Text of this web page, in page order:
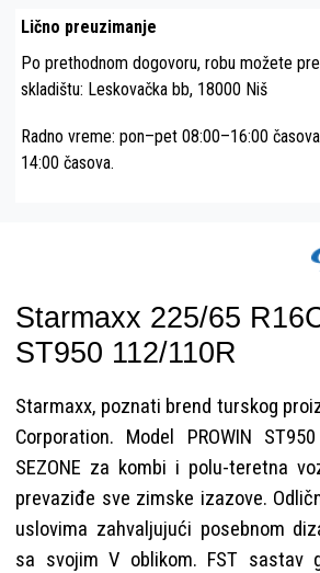
Lično preuzimanje
Po prethodnom dogovoru, robu možete
skladištu: Leskovačka bb, 18000 Niš
Radno vreme: pon–pet 08:00–16:00
14:00 časova.
Starmaxx 225/65
ST950 112/110R
Starmaxx, poznati brend turskog
Corporation. Model PROWIN
SEZONE za kombi i polu-teretna
prevaziđe sve zimske izazove.
uslovima zahvaljujući posebnom
sa svojim V oblikom. FST sastav